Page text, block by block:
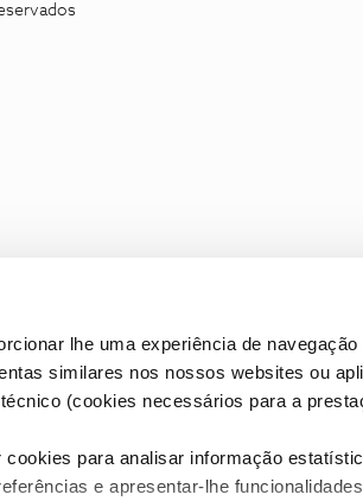
lhe uma experiência de
similares nos nossos websites ou
(cookies necessários para a
para analisar informação
e apresentar-lhe